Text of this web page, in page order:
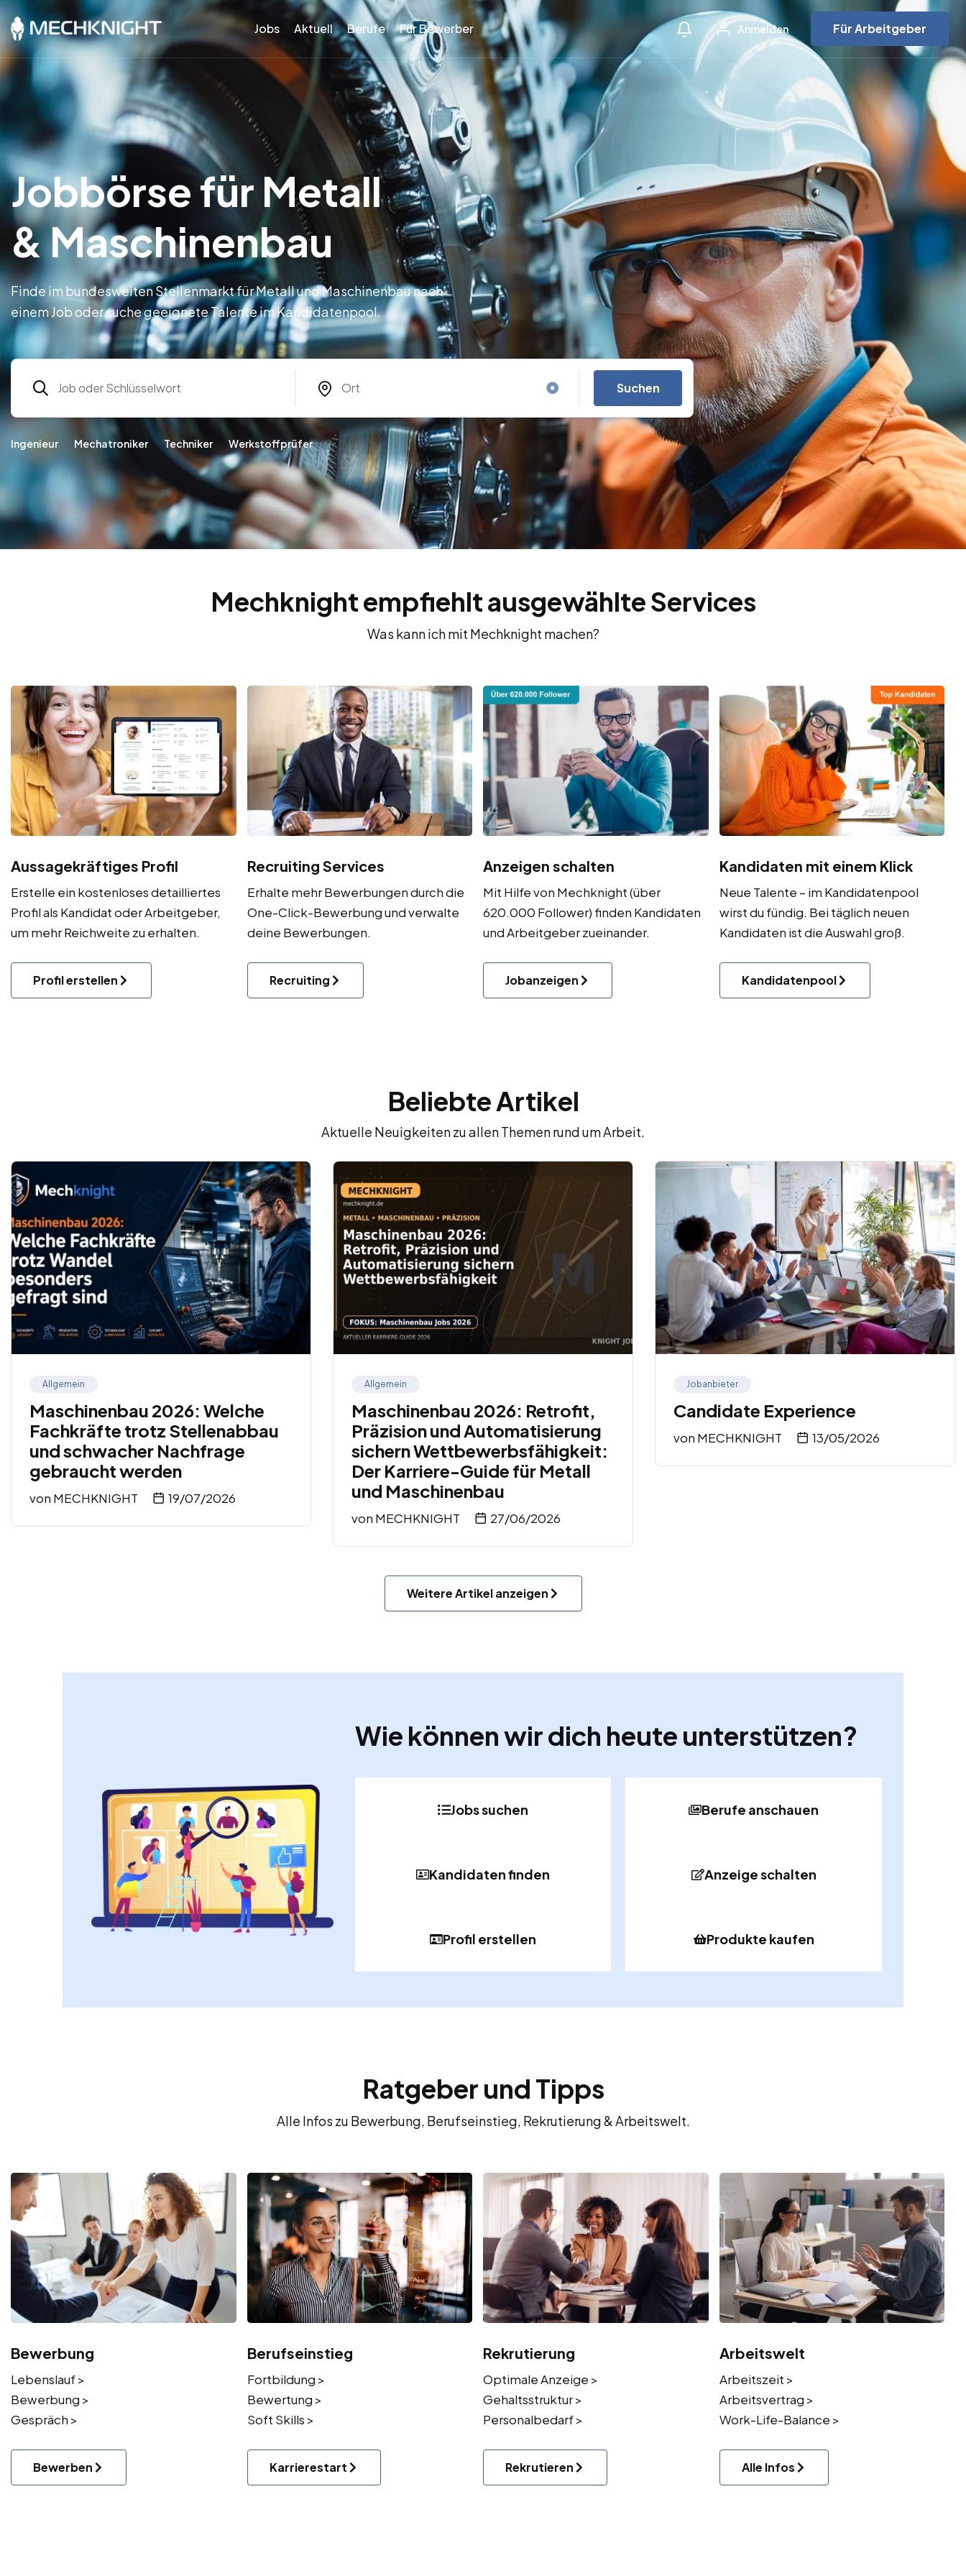
Jobs Aktuell Berufe Für Bewerber Anmelden Für Arbeitgeber
Jobbörse für Metall
& Maschinenbau
Finde im bundesweiten Stellenmarkt für Metall und Maschinenbau nach
einem Job oder suche geeignete Talente im Kandidatenpool.
Suchen
Ingenieur Mechatroniker Techniker Werkstoffprüfer
Mechknight empfiehlt ausgewählte Services
Was kann ich mit Mechknight machen?
Aussagekräftiges Profil
Erstelle ein kostenloses detailliertes
Profil als Kandidat oder Arbeitgeber,
um mehr Reichweite zu erhalten.
Profil erstellen
Recruiting Services
Erhalte mehr Bewerbungen durch die
One-Click-Bewerbung und verwalte
deine Bewerbungen.
Recruiting
Anzeigen schalten
Mit Hilfe von Mechknight (über
620.000 Follower) finden Kandidaten
und Arbeitgeber zueinander.
Jobanzeigen
Kandidaten mit einem Klick
Neue Talente – im Kandidatenpool
wirst du fündig. Bei täglich neuen
Kandidaten ist die Auswahl groß.
Kandidatenpool
Beliebte Artikel
Aktuelle Neuigkeiten zu allen Themen rund um Arbeit.
Allgemein
Maschinenbau 2026: Welche
Fachkräfte trotz Stellenabbau
und schwacher Nachfrage
gebraucht werden
von MECHKNIGHT 19/07/2026
Allgemein
Maschinenbau 2026: Retrofit,
Präzision und Automatisierung
sichern Wettbewerbsfähigkeit:
Der Karriere-Guide für Metall
und Maschinenbau
von MECHKNIGHT 27/06/2026
Jobanbieter
Candidate Experience
von MECHKNIGHT 13/05/2026
Weitere Artikel anzeigen
Wie können wir dich heute unterstützen?
Jobs suchen
Kandidaten finden
Profil erstellen
Berufe anschauen
Anzeige schalten
Produkte kaufen
Ratgeber und Tipps
Alle Infos zu Bewerbung, Berufseinstieg, Rekrutierung & Arbeitswelt.
Bewerbung
Lebenslauf >
Bewerbung >
Gespräch >
Bewerben
Berufseinstieg
Fortbildung >
Bewertung >
Soft Skills >
Karrierestart
Rekrutierung
Optimale Anzeige >
Gehaltsstruktur >
Personalbedarf >
Rekrutieren
Arbeitswelt
Arbeitszeit >
Arbeitsvertrag >
Work-Life-Balance >
Alle Infos